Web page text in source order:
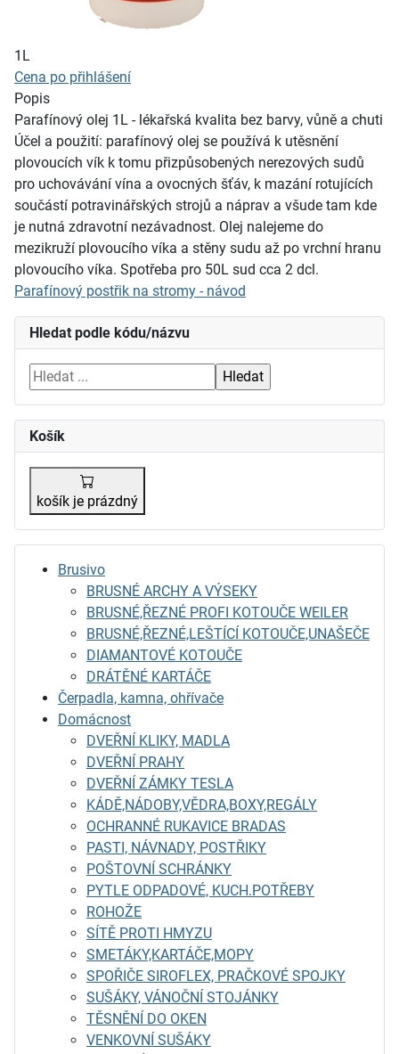
Hledat podle kódu/názvu
Košík
košík je prázdný
Brusivo
BRUSNÉ ARCHY A VÝSEKY
BRUSNÉ,ŘEZNÉ PROFI KOTOUČE WEILER
BRUSNÉ,ŘEZNÉ,LEŠTÍCÍ KOTOUČE,UNAŠEČE
DIAMANTOVÉ KOTOUČE
DRÁTĚNÉ KARTÁČE
Čerpadla, kamna, ohřívače
Domácnost
DVEŘNÍ KLIKY, MADLA
DVEŘNÍ PRAHY
DVEŘNÍ ZÁMKY TESLA
KÁDĚ,NÁDOBY,VĚDRA,BOXY,REGÁLY
OCHRANNÉ RUKAVICE BRADAS
PASTI, NÁVNADY, POSTŘIKY
POŠTOVNÍ SCHRÁNKY
PYTLE ODPADOVÉ, KUCH.POTŘEBY
ROHOŽE
SÍTĚ PROTI HMYZU
SMETÁKY,KARTÁČE,MOPY
SPOŘIČE SIROFLEX, PRAČKOVÉ SPOJKY
SUŠÁKY, VÁNOČNÍ STOJÁNKY
TĚSNĚNÍ DO OKEN
VENKOVNÍ SUŠÁKY
1L
Cena po přihlášení
Popis
Parafínový olej 1L - lékařská kvalita bez barvy, vůně a chuti
Účel a použití: parafínový olej se používá k utěsnění
plovoucích vík k tomu přizpůsobených nerezových sudů
pro uchovávání vína a ovocných šťáv, k mazání rotujících
součástí potravinářských strojů a náprav a všude tam kde
je nutná zdravotní nezávadnost. Olej nalejeme do
mezikruží plovoucího víka a stěny sudu až po vrchní hranu
plovoucího víka. Spotřeba pro 50L sud cca 2 dcl.
Parafínový postřik na stromy - návod